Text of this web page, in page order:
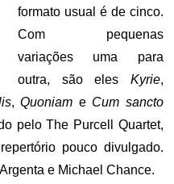
formato usual é de cinco.
Com pequenas
variações uma para
outra, são eles Kyrie,
,Quoniam e Cum sancto
pelo The Purcell Quartet,
pouco divulgado.
e Michael Chance.